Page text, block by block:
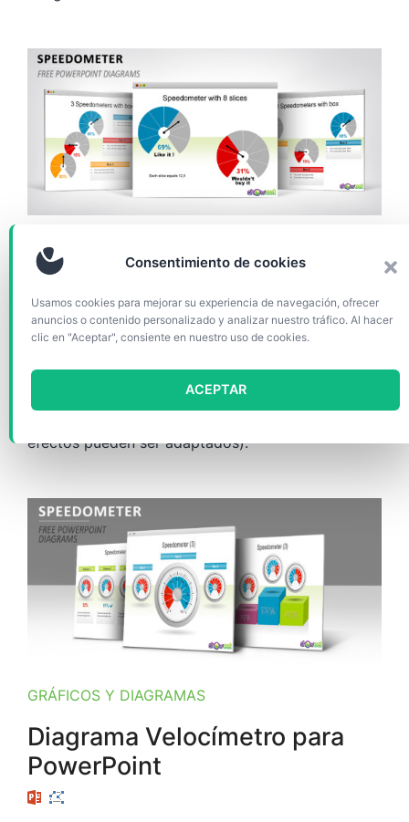
Consentimiento de cookies
Usamos cookies para mejorar su experiencia de navegación, ofrecer
anuncios o contenido personalizado y analizar nuestro tráfico. Al hacer
clic en "Aceptar", consiente en nuestro uso de cookies.
ACEPTAR
GRÁFICOS Y DIAGRAMAS
PowerPoint
Diagramas de velocímetro simple, minimalista y
fácil de utilizar para PowerPoint e Impress. Formas
efectos pueden ser adaptados).
GRÁFICOS Y DIAGRAMAS
Diagrama Velocímetro para
PowerPoint